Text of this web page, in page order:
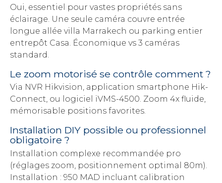
Oui, essentiel pour vastes propriétés sans
éclairage. Une seule caméra couvre entrée
longue allée villa Marrakech ou parking entier
entrepôt Casa. Économique vs 3 caméras
standard.
Le zoom motorisé se contrôle comment ?
Via NVR Hikvision, application smartphone Hik-
Connect, ou logiciel iVMS-4500. Zoom 4x fluide,
mémorisable positions favorites.
Installation DIY possible ou professionnel
obligatoire ?
Installation complexe recommandée pro
(réglages zoom, positionnement optimal 80m).
Installation : 950 MAD incluant calibration